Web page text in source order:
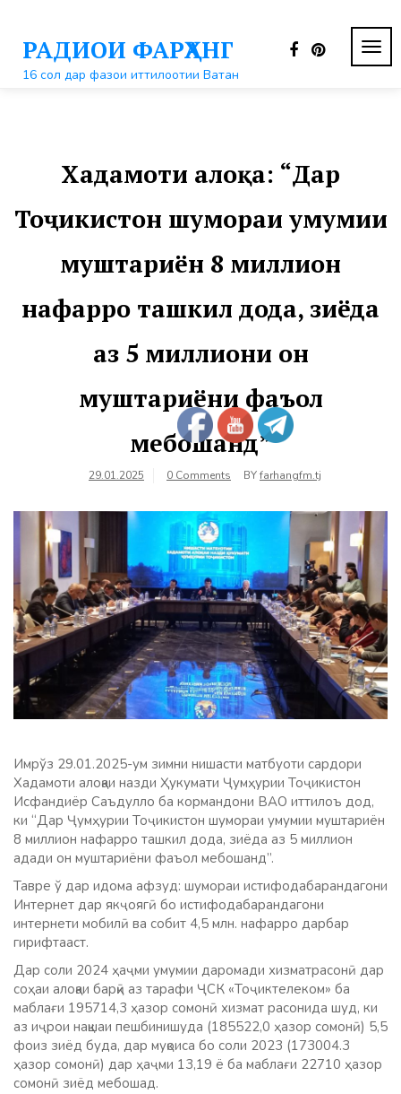
контентуРАДИОИ ФАРҲАНГ
16 сол дар фазои иттилоотии Ватан
Хадамоти алоқа: “Дар
Тоҷикистон шумораи умумии
муштариён 8 миллион
нафарро ташкил дода, зиёда
аз 5 миллиони он
муштариёни фаъол
мебошанд”
29.01.2025 0 Comments BYfarhangfm.tj
Имрўз 29.01.2025-ум зимни нишасти матбуоти сардори
Хадамоти алоқаи назди Ҳукумати Ҷумҳурии Тоҷикистон
Исфандиёр Саъдулло ба кормандони ВАО иттилоъ дод,
ки “Дар Ҷумҳурии Тоҷикистон шумораи умумии муштариён
8 миллион нафарро ташкил дода, зиёда аз 5 миллион
адади он муштариёни фаъол мебошанд”.
Тавре ў дар идома афзуд: шумораи истифодабарандагони
Интернет дар якҷоягӣ бо истифодабарандагони
интернети мобилӣ ва собит 4,5 млн. нафарро дарбар
гирифтааст.
Дар соли 2024 ҳаҷми умумии даромади хизматрасонӣ дар
соҳаи алоқаи барқӣ аз тарафи ҶСК «Тоҷиктелеком» ба
маблағи 195714,3 ҳазор сомонӣ хизмат расонида шуд, ки
аз иҷрои нақшаи пешбинишуда (185522,0 ҳазор сомонӣ) 5,5
фоиз зиёд буда, дар муқоиса бо соли 2023 (173004.3
ҳазор сомонӣ) дар ҳаҷми 13,19 ё ба маблағи 22710 ҳазор
сомонӣ зиёд мебошад.